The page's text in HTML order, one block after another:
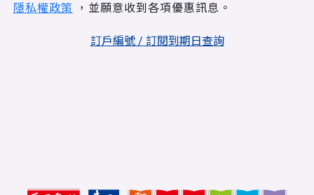
隱私權政策 ，並願意收到各項優惠訊息。
訂戶編號 / 訂閱到期日查詢